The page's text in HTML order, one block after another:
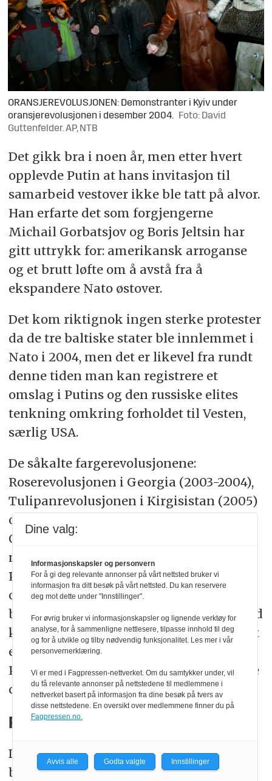
ORANSJEREVOLUSJONEN: Demonstranter i Kyiv under
oransjerevolusjonen i desember 2004.
Foto: David
Guttenfelder. AP, NTB
Det gikk bra i noen år, men etter hvert
opplevde Putin at hans invitasjon til
samarbeid vestover ikke ble tatt på alvor.
Han erfarte det som forgjengerne
Michail Gorbatsjov og Boris Jeltsin har
gitt uttrykk for: amerikansk arroganse
og et brutt løfte om å avstå fra å
ekspandere Nato østover.
Det kom riktignok ingen sterke protester
da de tre baltiske stater ble innlemmet i
Nato i 2004, men det er likevel fra rundt
denne tiden man kan registrere et
omslag i Putins og den russiske elites
tenkning omkring forholdet til Vesten,
særlig USA.
De såkalte fargerevolusjonene:
Roserevolusjonen i Georgia (2003-2004),
Tulipanrevolusjonen i Kirgisistan (2005)
og – den mest skjellsettende –
Oransjerevolusjonen i Ukraina (fra
november 2004 til januar 2005), ledet
Putin og makteliten i Moskva til en
overbevisning om at vestlige krefter sto
bak, og at et regimeskifte også i Russland
kunne være et mål for disse kreftene. Det
er ikke snakk om et brått skifte, men
Putin må ha jobbet mye med å forberede
den nye politikken.
Profesjonelt diplomati
Det spørsmål som burde vært naturlig å
belyse gjennom en kontrafaktisk
Dine valg:
Informasjonskapsler og personvern
For å gi deg relevante annonser på vårt nettsted bruker vi
informasjon fra ditt besøk på vårt nettsted. Du kan reservere
deg mot dette under "Innstillinger".
For øvrig bruker vi informasjonskapsler og lignende verktøy for
analyse, for å sammenligne nettlesere, tilpasse innhold til deg
og for å utvikle og tilby nødvendig funksjonalitet. Les mer i vår
personvernerklæring.
Vi er med i Fagpressen-nettverket. Om du samtykker under, vil
du få relevante annonser på nettstedene til medlemmene i
nettverket basert på informasjon fra dine besøk på tvers av
disse nettstedene. En oversikt over medlemmene finner du på
Fagpressen.no.
Avvis alle Godta valgte Innstillinger